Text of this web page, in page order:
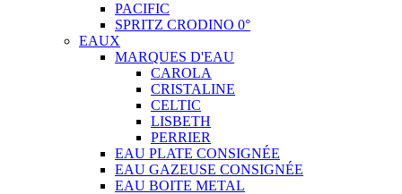
PACIFIC
SPRITZ CRODINO 0°
EAUX
MARQUES D'EAU
CAROLA
CRISTALINE
CELTIC
LISBETH
PERRIER
EAU PLATE CONSIGNÉE
EAU GAZEUSE CONSIGNÉE
EAU BOITE METAL